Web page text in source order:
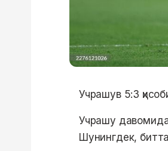
Учрашув 5:3
Учрашу
Шунингдек,